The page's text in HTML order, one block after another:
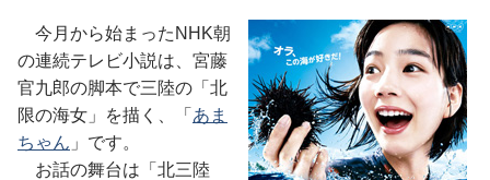
今月から始まったNHK朝
の連続テレビ小説は、宮藤
官九郎の脚本で三陸の「北
限の海女」を描く、「 あま
ちゃん 」です。
お話の舞台は「北三陸